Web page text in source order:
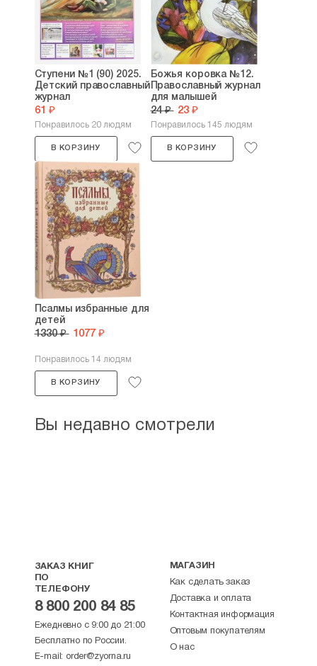
Ступени №1 (90) 2025.
Детский православный
журнал
61 ₽
Понравилось 20 людям
В КОРЗИНУ
Божья коровка №12.
Православный журнал
для малышей
24 ₽ 23 ₽
Понравилось 145 людям
В КОРЗИНУ
Псалмы избранные для
детей
1330 ₽ 1077 ₽
Понравилось 14 людям
В КОРЗИНУ
Вы недавно смотрели
ЗАКАЗ КНИГ
ПО
ТЕЛЕФОНУ
8 800 200 84 85
Ежедневно с 9:00 до 21:00
Бесплатно по России.
E-mail: order@zyorna.ru
МАГАЗИН
Как сделать заказ
Доставка и оплата
Контактная информация
Оптовым покупателям
О нас